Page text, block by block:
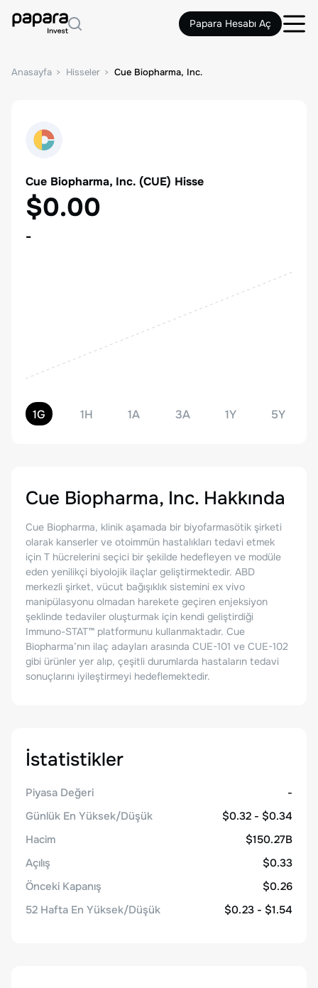
Papara Hesabı Aç
Anasayfa Hisseler Cue Biopharma, Inc.
Cue Biopharma, Inc. (CUE) Hisse
$0.00
-
1G 1H 1A 3A 1Y 5Y
Cue Biopharma, Inc. Hakkında
Cue Biopharma, klinik aşamada bir biyofarmasötik şirketi
olarak kanserler ve otoimmün hastalıkları tedavi etmek
için T hücrelerini seçici bir şekilde hedefleyen ve modüle
eden yenilikçi biyolojik ilaçlar geliştirmektedir. ABD
merkezli şirket, vücut bağışıklık sistemini ex vivo
manipülasyonu olmadan harekete geçiren enjeksiyon
şeklinde tedaviler oluşturmak için kendi geliştirdiği
Immuno-STAT™ platformunu kullanmaktadır. Cue
Biopharma’nın ilaç adayları arasında CUE-101 ve CUE-102
gibi ürünler yer alıp, çeşitli durumlarda hastaların tedavi
sonuçlarını iyileştirmeyi hedeflemektedir.
İstatistikler
Piyasa Değeri
-
Günlük En Yüksek/Düşük
$0.32 - $0.34
Hacim
$150.27B
Açılış
$0.33
Önceki Kapanış
$0.26
52 Hafta En Yüksek/Düşük
$0.23 - $1.54